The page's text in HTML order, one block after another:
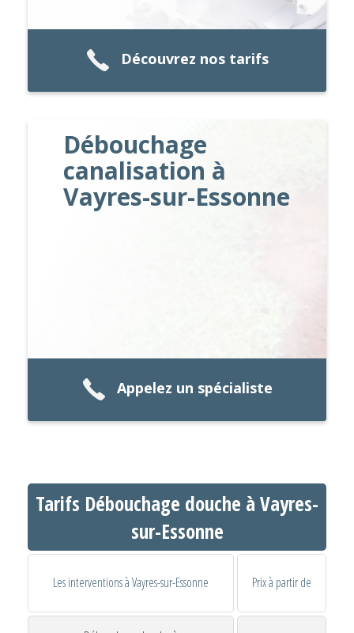
Découvrez nos tarifs
Débouchage
canalisation à
Vayres-sur-Essonne
Appelez un spécialiste
Tarifs Débouchage douche à Vayres-
sur-Essonne
Les interventions à Vayres-sur-Essonne Prix à partir de